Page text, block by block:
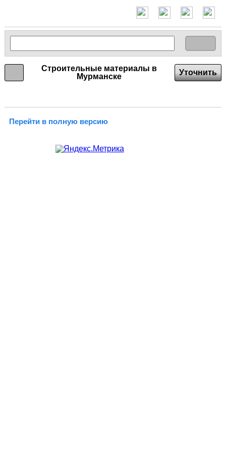
Строительные материалы в
Мурманске
Уточнить
Перейти в полную версию